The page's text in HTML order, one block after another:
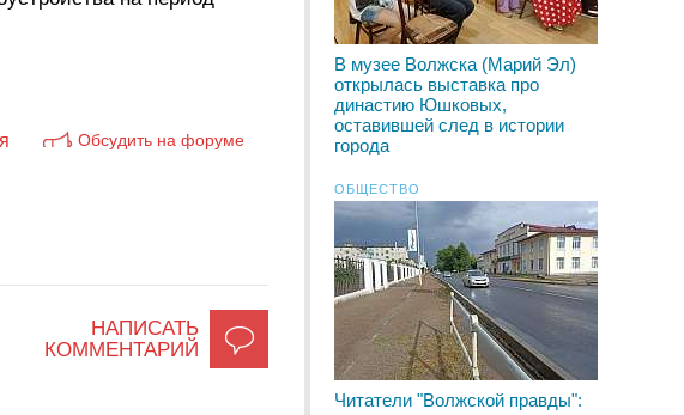
Обсудить на форуме
НАПИСАТЬ
КОММЕНТАРИЙ
В музее Волжска (Марий Эл)
открылась выставка про
династию Юшковых,
оставившей след в истории
города
ОБЩЕСТВО
Читатели "Волжской правды":